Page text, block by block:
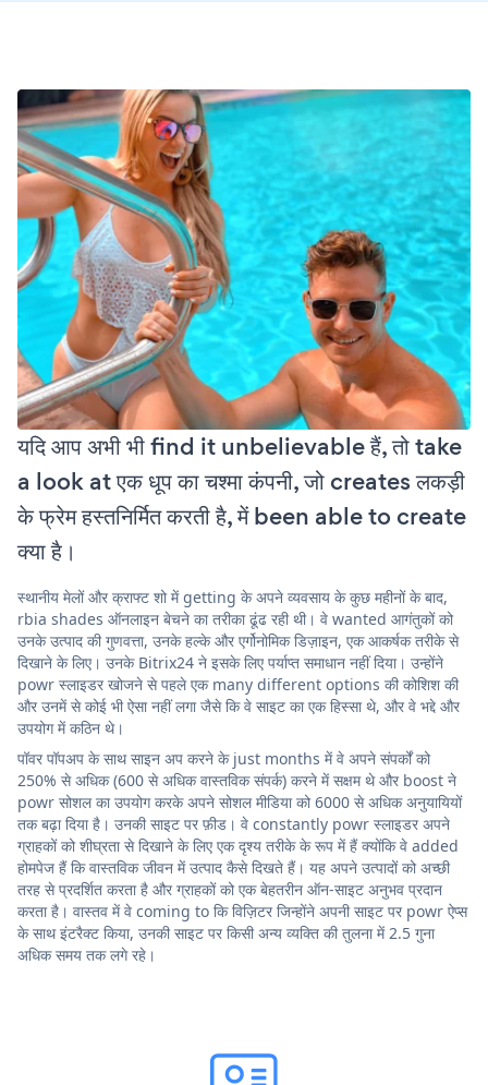
यदि आप अभी भी find it unbelievable हैं, तो take
a look at एक धूप का चश्मा कंपनी, जो creates लकड़ी
के फ्रेम हस्तनिर्मित करती है, में been able to create
क्या है।
स्थानीय मेलों और क्राफ्ट शो में getting के अपने व्यवसाय के कुछ महीनों के बाद,
rbia shades ऑनलाइन बेचने का तरीका ढूंढ रही थी। वे wanted आगंतुकों को
उनके उत्पाद की गुणवत्ता, उनके हल्के और एर्गोनोमिक डिज़ाइन, एक आकर्षक तरीके से
दिखाने के लिए। उनके Bitrix24 ने इसके लिए पर्याप्त समाधान नहीं दिया। उन्होंने
powr स्लाइडर खोजने से पहले एक many different options की कोशिश की
और उनमें से कोई भी ऐसा नहीं लगा जैसे कि वे साइट का एक हिस्सा थे, और वे भद्दे और
उपयोग में कठिन थे।
पॉवर पॉपअप के साथ साइन अप करने के just months में वे अपने संपर्कों को
250% से अधिक (600 से अधिक वास्तविक संपर्क) करने में सक्षम थे और boost ने
powr सोशल का उपयोग करके अपने सोशल मीडिया को 6000 से अधिक अनुयायियों
तक बढ़ा दिया है। उनकी साइट पर फ़ीड। वे constantly powr स्लाइडर अपने
ग्राहकों को शीघ्रता से दिखाने के लिए एक दृश्य तरीके के रूप में हैं क्योंकि वे added
होमपेज हैं कि वास्तविक जीवन में उत्पाद कैसे दिखते हैं। यह अपने उत्पादों को अच्छी
तरह से प्रदर्शित करता है और ग्राहकों को एक बेहतरीन ऑन-साइट अनुभव प्रदान
करता है। वास्तव में वे coming to कि विज़िटर जिन्होंने अपनी साइट पर powr ऐप्स
के साथ इंटरैक्ट किया, उनकी साइट पर किसी अन्य व्यक्ति की तुलना में 2.5 गुना
अधिक समय तक लगे रहे।